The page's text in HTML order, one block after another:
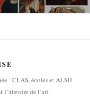
! CLAS, écoles et ALSH
l’histoire de l’art.